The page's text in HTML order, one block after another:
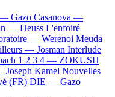
— Gazo Casanova —
— Heuss L'enfoiré
— Werenoi Meuda
— Josman Interlude
1 2 3 4 — ZOKUSH
Joseph Kamel Nouvelles
(FR) DIE — Gazo